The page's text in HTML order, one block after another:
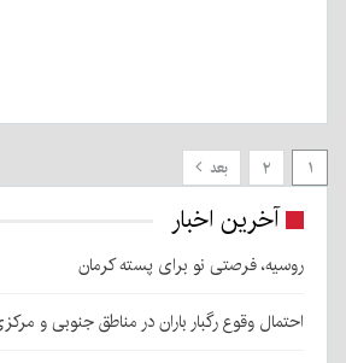
۱ ۲ بعد
آخرین اخبار
روسیه، فرصتی نو برای پسته کرمان
احتمال وقوع رگبار باران در مناطق جنوبی و